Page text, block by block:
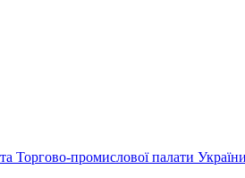
Торгово-промислової палати